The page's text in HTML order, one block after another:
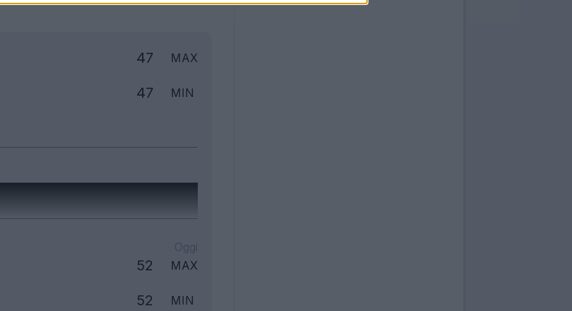
47 MAX
47 MIN
52 MAX
52 MIN